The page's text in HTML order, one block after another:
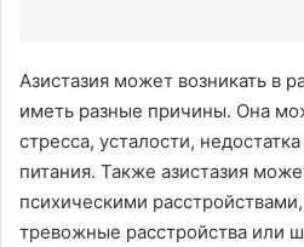
Азистазия может возникать в
иметь разные причины. Она
стресса, усталости,
питания. Также азистазия
психическими
тревожные расстройства или